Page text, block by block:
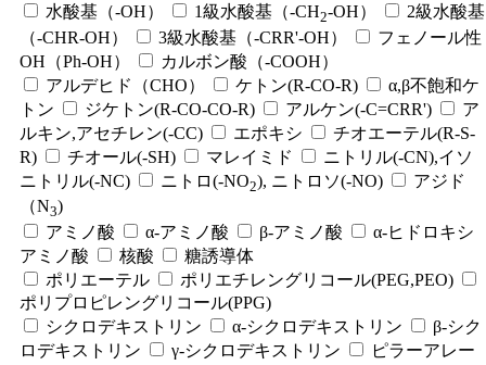
水酸基（-OH）
1級水酸基（-CH2-OH）
2級水酸基
（-CHR-OH）
3級水酸基（-CRR'-OH）
フェノール性
OH（Ph-OH）
カルボン酸（-COOH）
アルデヒド（CHO）
ケトン(R-CO-R)
α,β不飽和ケ
トン
ジケトン(R-CO-CO-R) アルケン(-C=CRR')
ア
ルキン,アセチレン(-CC)
エポキシ
チオエーテル(R-S-
R)
チオール(-SH) マレイミド
ニトリル(-CN),イソ
ニトリル(-NC)
ニトロ(-NO2), ニトロソ(-NO)
アジド
（N3)
アミノ酸
α-アミノ酸 β-アミノ酸
α-ヒドロキシ
アミノ酸
核酸
糖誘導体
ポリエーテル
ポリエチレングリコール(PEG,PEO)
ポリプロピレングリコール(PPG)
シクロデキストリン
α-シクロデキストリン
β-シク
ロデキストリン
γ-シクロデキストリン ピラーアレー